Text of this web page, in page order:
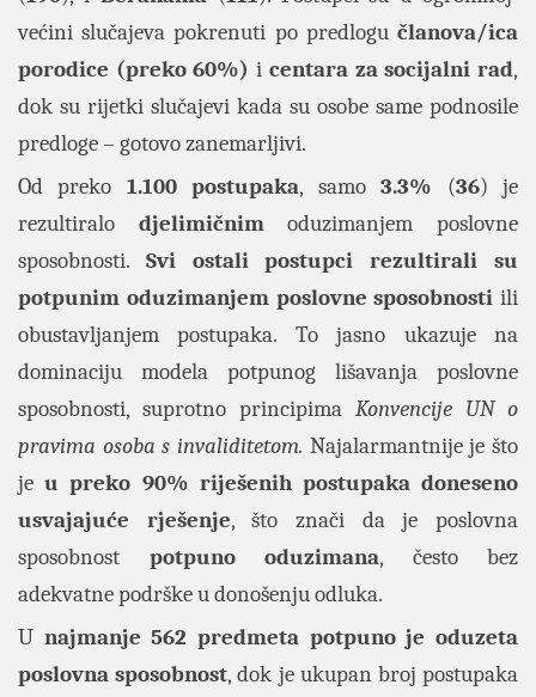
većini slučajeva pokrenuti po predlogu članova/ica
porodice (preko 60%) i centara za socijalni rad,
dok su rijetki slučajevi kada su osobe same podnosile
predloge – gotovo zanemarljivi.
Od preko 1.100 postupaka, samo3.3% (36) je
rezultiralo djelimičnimoduzimanjem poslovne
sposobnosti. Svi ostali postupci rezultirali su
potpunim oduzimanjem poslovne sposobnosti ili
obustavljanjem postupaka. To jasno ukazuje na
dominaciju modela potpunog lišavanja poslovne
sposobnosti, suprotno principima Konvencije UN o
pravima osoba s invaliditetom. Najalarmantnije je što
jeu preko 90% riješenih postupaka doneseno
usvajajuće rješenje, što znači da je poslovna
sposobnost potpuno oduzimana, često bez
adekvatne podrške u donošenju odluka.
U najmanje 562 predmeta potpuno je oduzeta
poslovna sposobnost, dok je ukupan broj postupaka